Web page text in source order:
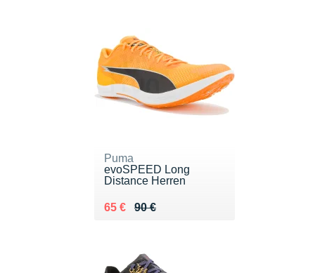
Puma
evoSPEED Long
Distance Herren
90 €
Au lieu de 90 €
65 €
Vendu 65 €